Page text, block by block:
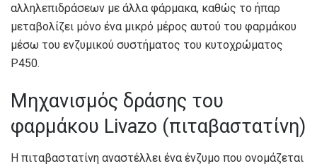
αλληλεπιδράσεων με άλλα φάρμακα, καθώς το ήπαρ
μεταβολίζει μόνο ένα μικρό μέρος αυτού του φαρμάκου
μέσω του ενζυμικού συστήματος του κυτοχρώματος
P450.
Μηχανισμός δράσης του
φαρμάκου Livazo (πιταβαστατίνη)
Η πιταβαστατίνη αναστέλλει ένα ένζυμο που ονομάζεται